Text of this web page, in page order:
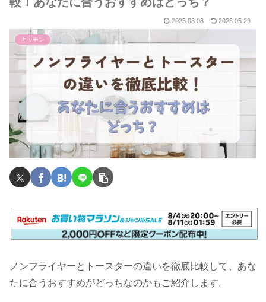
2025.08.08 2026.05.29
キッチン
ノンフライヤーとトースターの違いを徹底比較して、あな
たに合うおすすめがどっちなのかもご紹介します。